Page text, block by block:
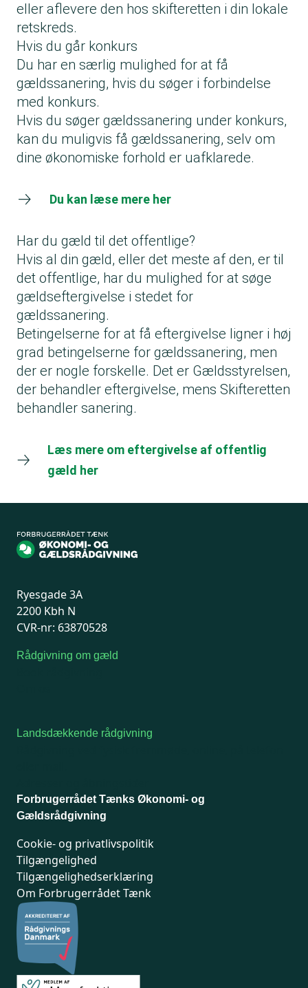
eller aflevere den hos skifteretten i din lokale
retskreds.
Hvis du går konkurs
Du har en særlig mulighed for at få
gældssanering, hvis du søger i forbindelse
med konkurs.
Hvis du søger gældssanering under konkurs,
kan du muligvis få gældssanering, selv om
dine økonomiske forhold er uafklarede.
Du kan læse mere her
Har du gæld til det offentlige?
Hvis al din gæld, eller det meste af den, er til
det offentlige, har du mulighed for at søge
gældseftergivelse i stedet for
gældssanering.
Betingelserne for at få eftergivelse ligner i høj
grad betingelserne for gældssanering, men
der er nogle forskelle. Det er Gældsstyrelsen,
der behandler eftergivelse, mens Skifteretten
behandler sanering.
Læs mere om eftergivelse af offentlig
gæld her
Ryesgade 3A
2200 Kbh N
CVR-nr: 63870528
Rådgivning om gæld
Landsdækkende rådgivning
Forbrugerrådet Tænks Økonomi- og
Gældsrådgivning
Cookie- og privatlivspolitik
Tilgængelighed
Tilgængelighedserklæring
Om Forbrugerrådet Tænk